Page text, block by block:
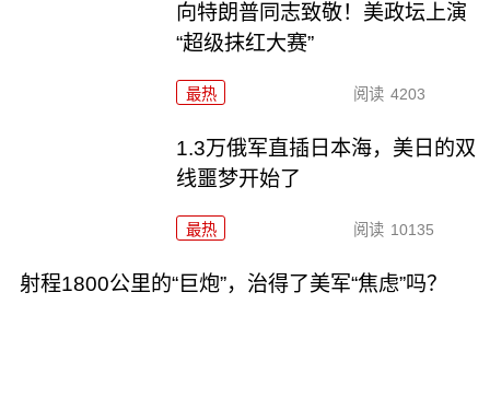
向特朗普同志致敬！美政坛上演
“超级抹红大赛”
最热 阅读 4203
1.3万俄军直插日本海，美日的双
线噩梦开始了
最热 阅读 10135
射程1800公里的“巨炮”，治得了美军“焦虑”吗？